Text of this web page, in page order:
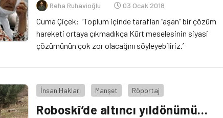
Reha Ruhavioğlu 03 Ocak 2018
Cuma Çiçek: ‘Toplum içinde tarafları “aşan” bir çözüm
hareketi ortaya çıkmadıkça Kürt meselesinin siyasi
çözümünün çok zor olacağını söyleyebiliriz.’
İnsan Hakları Manşet Röportaj
Roboskî’de altıncı yıldönümü…